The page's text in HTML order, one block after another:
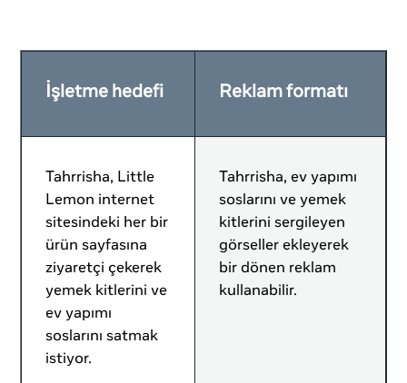
İşletme hedefi Reklam formatı
Tahrrisha, Little
Lemon internet
sitesindeki her bir
ürün sayfasına
ziyaretçi çekerek
yemek kitlerini ve
ev yapımı
soslarını satmak
istiyor.
Tahrrisha, ev yapımı
soslarını ve yemek
kitlerini sergileyen
görseller ekleyerek
bir dönen reklam
kullanabilir.